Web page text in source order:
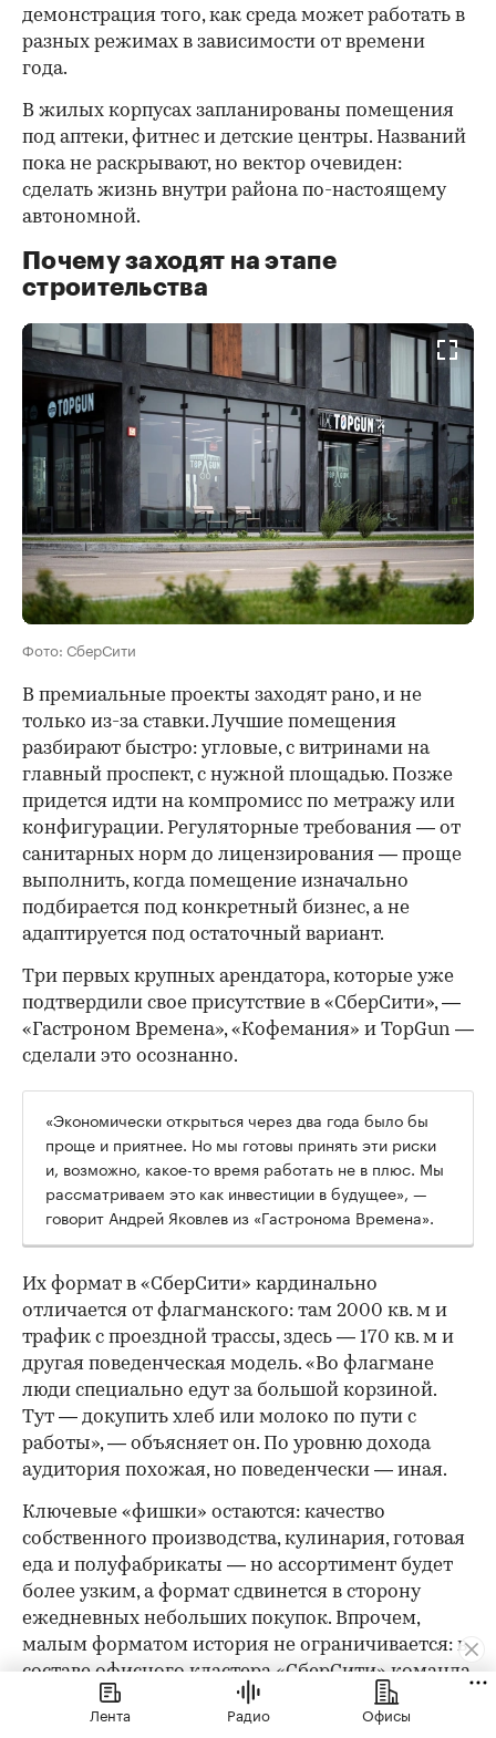
демонстрация того, как среда может работать в
разных режимах в зависимости от времени
года.
В жилых корпусах запланированы помещения
под аптеки, фитнес и детские центры. Названий
пока не раскрывают, но вектор очевиден:
сделать жизнь внутри района по-настоящему
автономной.
Почему заходят на этапе
строительства
Фото: СберСити
В премиальные проекты заходят рано, и не
только из-за ставки. Лучшие помещения
разбирают быстро: угловые, с витринами на
главный проспект, с нужной площадью. Позже
придется идти на компромисс по метражу или
конфигурации. Регуляторные требования — от
санитарных норм до лицензирования — проще
выполнить, когда помещение изначально
подбирается под конкретный бизнес, а не
адаптируется под остаточный вариант.
Три первых крупных арендатора, которые уже
подтвердили свое присутствие в «СберСити», —
«Гастроном Времена», «Кофемания» и TopGun —
сделали это осознанно.
«Экономически открыться через два года было бы
проще и приятнее. Но мы готовы принять эти риски
и, возможно, какое-то время работать не в плюс. Мы
рассматриваем это как инвестиции в будущее», —
говорит Андрей Яковлев из «Гастронома Времена».
Их формат в «СберСити» кардинально
отличается от флагманского: там 2000 кв. м и
трафик с проездной трассы, здесь — 170 кв. м и
другая поведенческая модель. «Во флагмане
люди специально едут за большой корзиной.
Тут — докупить хлеб или молоко по пути с
работы», — объясняет он. По уровню дохода
аудитория похожая, но поведенчески — иная.
Ключевые «фишки» остаются: качество
собственного производства, кулинария, готовая
еда и полуфабрикаты — но ассортимент будет
более узким, а формат сдвинется в сторону
ежедневных небольших покупок. Впрочем,
малым форматом история не ограничивается: в
составе офисного кластера «СберСити» команда
планирует открыть флагманский магазин
площадью 2000 кв. м.
Лента Радио Офисы